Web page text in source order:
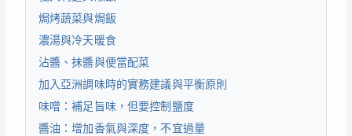
焗烤蔬菜與焗飯
濃湯與冷天暖食
沾醬、抹醬與便當配菜
加入亞洲調味時的實務建議與平衡原則
味噌：補足旨味，但要控制鹽度
醬油：增加香氣與深度，不宜過量